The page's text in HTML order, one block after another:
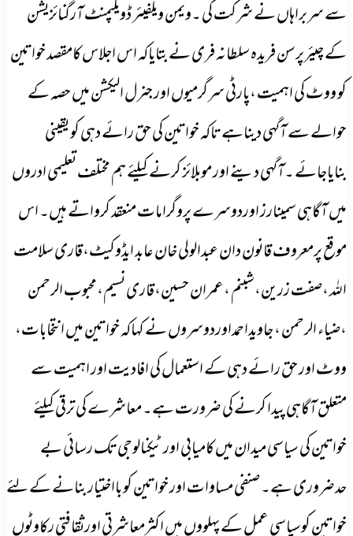
سے سربراہاں نے شرکت کی ۔ویمن ویلفیئر ڈویلپمنٹ آرگنائزیشن
کے چیئرپرسن فریدہ سلطانہ فری نے بتایاکہ اس اجلاس کامقصد خواتین
کو ووٹ کی اہمیت ،پارٹی سرگرمیوں اور جنرل الیکشن میں حصہ کے
حوالے سے آگہی دیناہے تاکہ خواتین کی حق رائے دہی کو یقینی
بنایاجائے ۔آگہی دینے اور موبلائز کرنے کیلئے ہم مختلف تعلیمی ادروں
میں آگاہی سمینارز اوردوسرے پروگرامات منعقد کرواتے ہیں۔ اس
موقع پرمعروف قانون دان عبدالولی خان عابد ایڈوکیٹ،قاری سلامت
اللہ ،صفت زرین،شبنم ،عمران حسین،قاری نسیم،محبوب الرحمن
،ضیاء الرحمن ، جاویداحمداوردوسروں نے کہاکہ خواتین میں انتخابات،
ووٹ اور حق رائے دہی کے استعمال کی افادیت اور اہمیت سے
متعلق آگاہی پیدا کرنے کی ضرورت ہے۔ معاشرے کی ترقی کیلئے
خواتین کی سیاسی میدان میں کامیابی اور ٹیکنالوجی تک رسائی بے
حدضروری ہے۔ صنفی مساوات اور خواتین کو بااختیار بنانے کے لئے
خواتین کوسیاسی عمل کے پہلووں میں اکثرمعاشرتی اورثقافتی رکاوٹوں